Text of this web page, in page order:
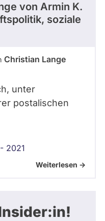
von Armin K.
soziale
Christian Lange
unter
postalischen
2021
Weiterlesen ->